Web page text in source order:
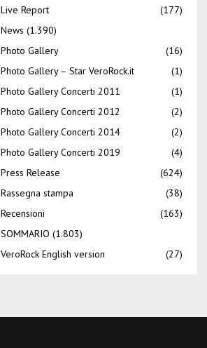
Live Report
(177)
News (1.390)
Photo Gallery
(16)
Photo Gallery – Star VeroRock.it
(1)
Photo Gallery Concerti 2011
(1)
Photo Gallery Concerti 2012
(2)
Photo Gallery Concerti 2014
(2)
Photo Gallery Concerti 2019
(4)
Press Release
(624)
Rassegna stampa
(38)
Recensioni
(163)
SOMMARIO (1.803)
VeroRock English version
(27)